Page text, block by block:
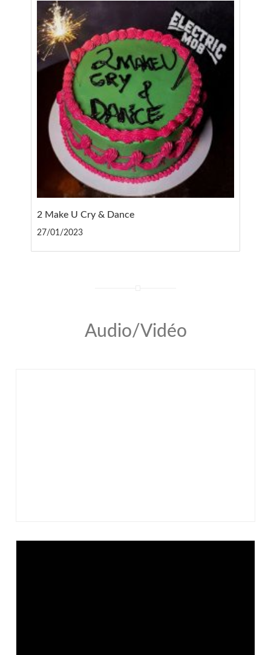
2 Make U Cry & Dance
27/01/2023
Audio/Vidéo